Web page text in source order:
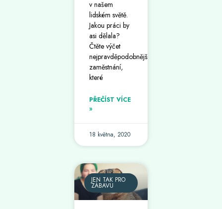
v našem
lidském světě.
Jakou práci by
asi dělala?
Čtěte výčet
nejpravděpodobnějších
zaměstnání,
které
PŘEČÍST VÍCE
»
18 května, 2020
JEN TAK PRO
ZÁBAVU